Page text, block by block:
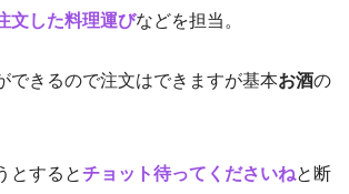
文した料理運びなどを担当。
できるので注文はできますが基本お酒の
とするとチョット待ってくださいねと断